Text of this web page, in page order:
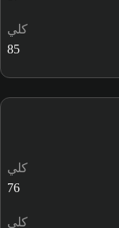
كلي
85
كلي
76
كلي